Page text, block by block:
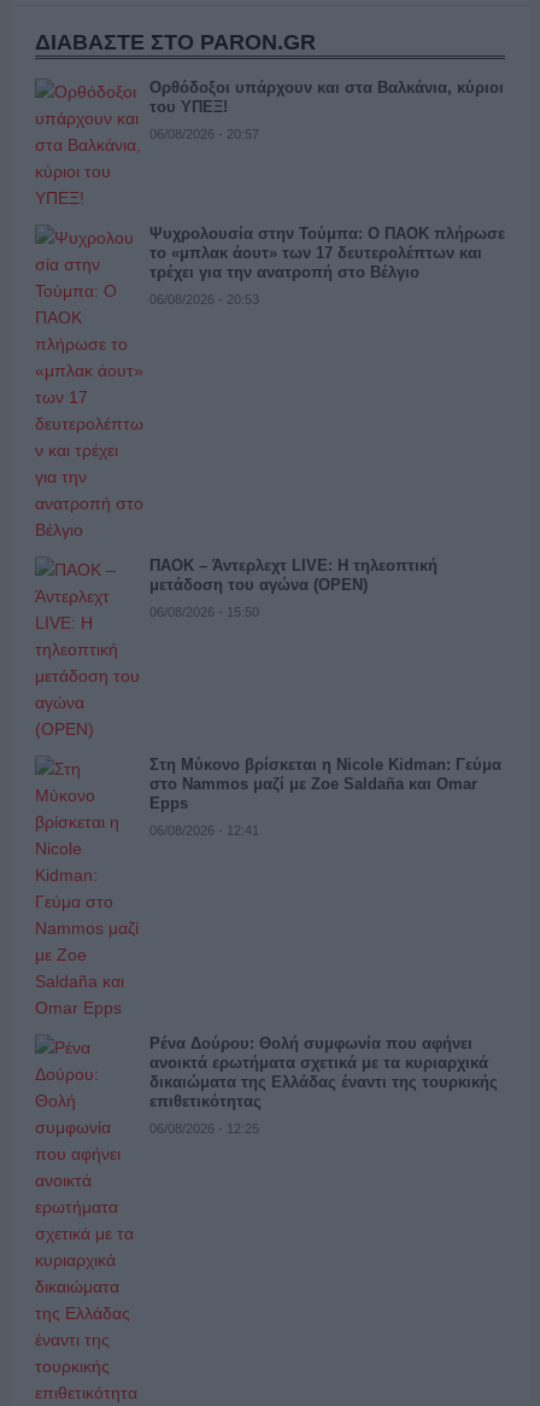
ΔΙΑΒΑΣΤΕ ΣΤΟ PARON.GR
Ορθόδοξοι υπάρχουν και στα Βαλκάνια, κύριοι
του ΥΠΕΞ!
06/08/2026 - 20:57
Ψυχρολουσία στην Τούμπα: Ο ΠΑΟΚ πλήρωσε
το «μπλακ άουτ» των 17 δευτερολέπτων και
τρέχει για την ανατροπή στο Βέλγιο
06/08/2026 - 20:53
ΠΑΟΚ – Άντερλεχτ LIVE: Η τηλεοπτική
μετάδοση του αγώνα (OPEN)
06/08/2026 - 15:50
Στη Μύκονο βρίσκεται η Nicole Kidman: Γεύμα
στο Nammos μαζί με Zoe Saldaña και Omar
Epps
06/08/2026 - 12:41
Ρένα Δούρου: Θολή συμφωνία που αφήνει
ανοικτά ερωτήματα σχετικά με τα κυριαρχικά
δικαιώματα της Ελλάδας έναντι της τουρκικής
επιθετικότητας
06/08/2026 - 12:25